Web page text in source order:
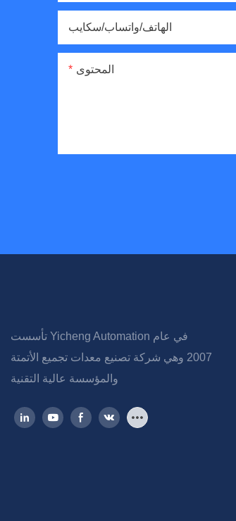
الهاتف/واتساب/سكايب
المحتوى
تأسست Yicheng Automation في عام
2007 وهي شركة تصنيع معدات تجميع الأتمتة